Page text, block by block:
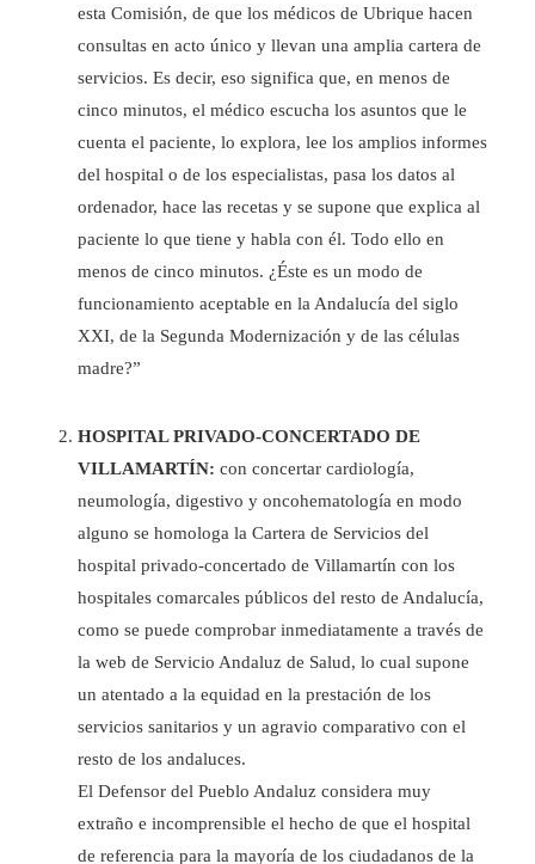
esta Comisión, de que los médicos de Ubrique hacen
consultas en acto único y llevan una amplia cartera de
servicios. Es decir, eso significa que, en menos de
cinco minutos, el médico escucha los asuntos que le
cuenta el paciente, lo explora, lee los amplios informes
del hospital o de los especialistas, pasa los datos al
ordenador, hace las recetas y se supone que explica al
paciente lo que tiene y habla con él. Todo ello en
menos de cinco minutos. ¿Éste es un modo de
funcionamiento aceptable en la Andalucía del siglo
XXI, de la Segunda Modernización y de las células
madre?”
HOSPITAL PRIVADO-CONCERTADO DE
VILLAMARTÍN: con concertar cardiología,
neumología, digestivo y oncohematología en modo
alguno se homologa la Cartera de Servicios del
hospital privado-concertado de Villamartín con los
hospitales comarcales públicos del resto de Andalucía,
como se puede comprobar inmediatamente a través de
la web de Servicio Andaluz de Salud, lo cual supone
un atentado a la equidad en la prestación de los
servicios sanitarios y un agravio comparativo con el
resto de los andaluces.
El Defensor del Pueblo Andaluz considera muy
extraño e incomprensible el hecho de que el hospital
de referencia para la mayoría de los ciudadanos de la